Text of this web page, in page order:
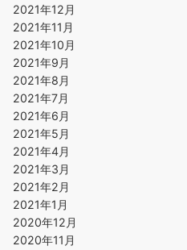
2021年12月
2021年11月
2021年10月
2021年9月
2021年8月
2021年7月
2021年6月
2021年5月
2021年4月
2021年3月
2021年2月
2021年1月
2020年12月
2020年11月